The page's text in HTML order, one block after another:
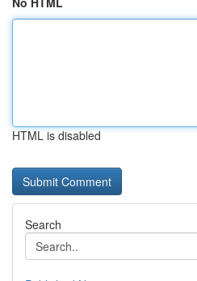
HTML is disabled
Search